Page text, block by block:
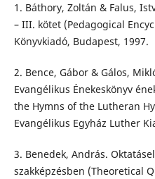
1. Báthory, Zoltán & Falus,
– III. kötet (Pedagogical
Könyvkiadó, Budapest, 1997.
2. Bence, Gábor & Gálos,
Evangélikus Énekeskönyv
the Hymns of the Lutheran
Evangélikus Egyház Luther
3. Benedek, András.
szakképzésben (Theoretical